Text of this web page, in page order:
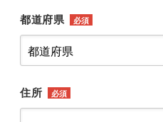
都道府県 必須
住所 必須